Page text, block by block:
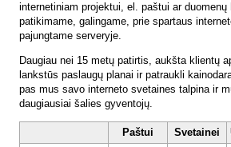
internetiniam projektui, el. paštui ar
patikimame, galingame, prie spartaus
pajungtame serveryje.
Daugiau nei 15 metų patirtis, aukšta klientų
lankstūs paslaugų planai ir patraukli
pas mus savo interneto svetaines talpina ir
daugiausiai šalies gyventojų.
Paštui Svetainei